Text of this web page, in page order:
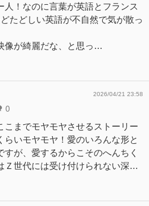
人！なのに言葉が英語とフランス
たどしい英語が不自然で気が散っ
像が綺麗だな、と思っ…
0
2026/04/21 23:58
こまでモヤモヤさせるストーリー
らいモヤモヤ！愛のいろんな形と
が、愛するからこそのへんちく
Ｚ世代には受け付けられない深…